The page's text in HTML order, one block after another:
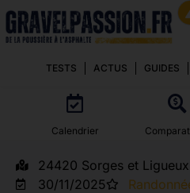
TESTS ACTUS GUIDES
Calendrier
24420 Sorges et
30/11/2025